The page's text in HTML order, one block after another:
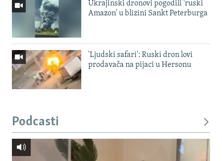
Ukrajinski dronovi pogodili 'ruski
Amazon' u blizini Sankt Peterburga
'Ljudski safari': Ruski dron lovi
prodavača na pijaci u Hersonu
Podcasti